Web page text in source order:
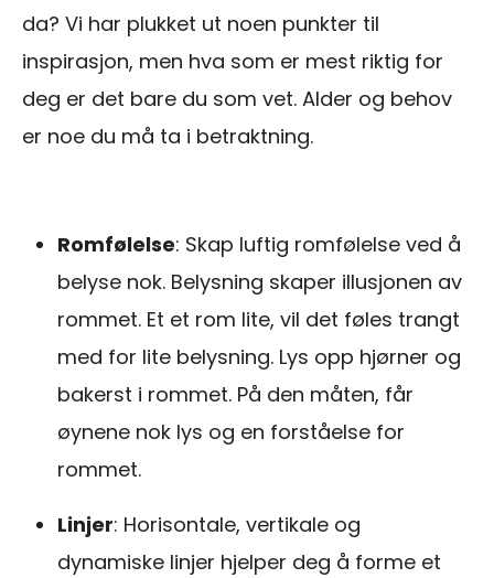
da? Vi har plukket ut noen punkter til
inspirasjon, men hva som er mest riktig for
deg er det bare du som vet. Alder og behov
er noe du må ta i betraktning.
Romfølelse: Skap luftig romfølelse ved å
belyse nok. Belysning skaper illusjonen av
rommet. Et et rom lite, vil det føles trangt
med for lite belysning. Lys opp hjørner og
bakerst i rommet. På den måten, får
øynene nok lys og en forståelse for
rommet.
Linjer: Horisontale, vertikale og
dynamiske linjer hjelper deg å forme et